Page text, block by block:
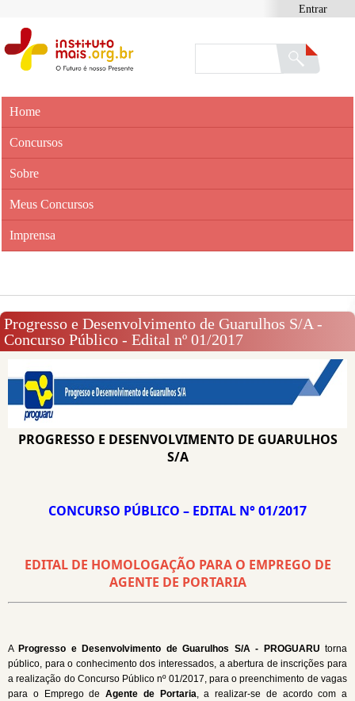
Entrar
Home
Concursos
Sobre
Meus Concursos
Imprensa
Progresso e Desenvolvimento de Guarulhos S/A -
Concurso Público - Edital nº 01/2017
PROGRESSO E DESENVOLVIMENTO DE GUARULHOS
S/A
CONCURSO PÚBLICO – EDITAL N° 01/2017
EDITAL DE HOMOLOGAÇÃO PARA O EMPREGO DE
AGENTE DE PORTARIA
A Progresso e Desenvolvimento de Guarulhos S/A - PROGUARU torna
público, para o conhecimento dos interessados, a abertura de inscrições para
a realização do Concurso Público nº 01/2017, para o preenchimento de vagas
para o Emprego de Agente de Portaria, a realizar-se de acordo com a